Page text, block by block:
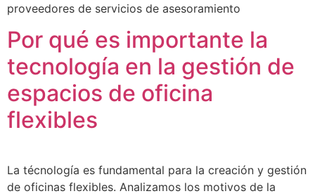
proveedores de servicios de asesoramiento
Por qué es importante la
tecnología en la gestión de
espacios de oficina
flexibles
La técnología es fundamental para la creación y gestión
de oficinas flexibles. Analizamos los motivos de la